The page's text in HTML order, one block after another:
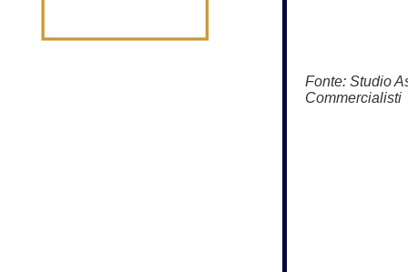
Fonte: Studio
Commercialisti